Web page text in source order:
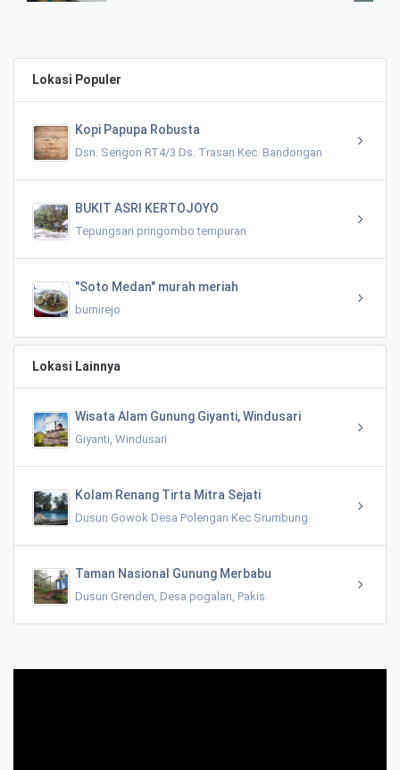
Lokasi Populer
Kopi Papupa Robusta
Dsn. Sengon RT4/3 Ds. Trasan Kec. Bandongan
BUKIT ASRI KERTOJOYO
Tepungsari pringombo tempuran
"Soto Medan" murah meriah
bumirejo
Lokasi Lainnya
Wisata Alam Gunung Giyanti, Windusari
Giyanti, Windusari
Kolam Renang Tirta Mitra Sejati
Dusun Gowok Desa Polengan Kec Srumbung
Taman Nasional Gunung Merbabu
Dusun Grenden, Desa pogalan, Pakis